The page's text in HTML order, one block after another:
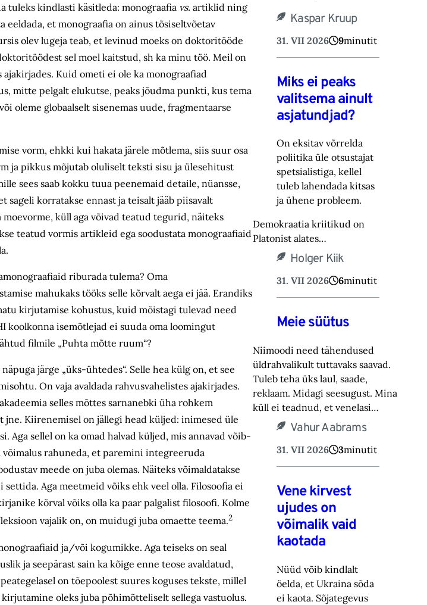
tuleks kindlasti käsitleda: monograafia vs. artiklid ning
et monograafia on ainus tõsiseltvõetav
olev lugeja teab, et levinud moeks on doktoritööde
sel moel kaitstud, sh ka minu töö. Meil on
Kuid ometi ei ole ka monograafiad
mitte pelgalt elukutse, peaks jõudma punkti, kus tema
oleme globaalselt sisenemas uude, fragmentaarse
vorm, ehkki kui hakata järele mõtlema, siis suur osa
ja pikkus mõjutab oluliselt teksti sisu ja ülesehitust
sees saab kokku tuua peenemaid detaile, nüansse,
korratakse ennast ja teisalt jääb piisavalt
küll aga võivad teatud tegurid, näiteks
teatud vormis artikleid ega soodustata monograafiaid
riburada tulema? Oma
mahukaks tööks selle kõrvalt aega ei jää. Erandiks
kirjutamise kohustus, kuid mõistagi tulevad need
koolkonna isemõtlejad ei suuda oma loomingut
filmile „Puhta mõtte ruum“?
järge „üks-ühtedes“. Selle hea külg on, et see
On vaja avaldada rahvusvahelistes ajakirjades.
selles mõttes sarnanebki üha rohkem
Kiirenemisel on jällegi head küljed: inimesed üle
Aga sellel on ka omad halvad küljed, mis annavad võib-
võimalus rahuneda, et paremini integreeruda
meede on juba olemas. Näiteks võimaldatakse
Aga meetmeid võiks ehk veel olla. Filosoofia ei
kõrval võiks olla ka paar palgalist filosoofi. Kolme
vajalik on, on muidugi juba omaette teema.2
ja/või kogumikke. Aga teiseks on seal
ja seepärast sain ka kõige enne teose avaldatud,
on tõepoolest suures koguses tekste, millel
oleks juba põhimõtteliselt sellega vastuolus.
Kaspar Kruup
31. VII 2026 9minutit
Miks ei peaks
valitsema ainult
asjatundjad?
On eksitav võrrelda
poliitika üle otsustajat
spetsialistiga, kellel
tuleb lahendada kitsas
ja ühene probleem.
Demokraatia kriitikud on
Platonist alates…
Holger Kiik
31. VII 2026 6minutit
Meie süütus
Niimoodi need tähendused
üldrahvalikult tuttavaks saavad.
Tuleb teha üks laul, saade,
reklaam. Midagi seesugust. Mina
küll ei teadnud, et venelasi…
Vahur Aabrams
31. VII 2026 3minutit
Vene kirvest
ujudes on
võimalik vaid
kaotada
Nüüd võib kindlalt
öelda, et Ukraina sõda
ei kaota. Sõjategevus